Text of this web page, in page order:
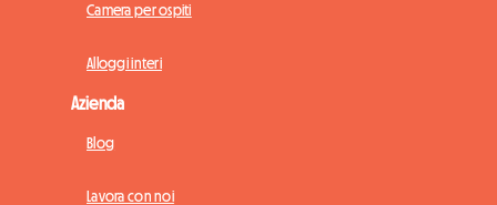
Camera per ospiti
Alloggi interi
Azienda
Blog
Lavora con noi